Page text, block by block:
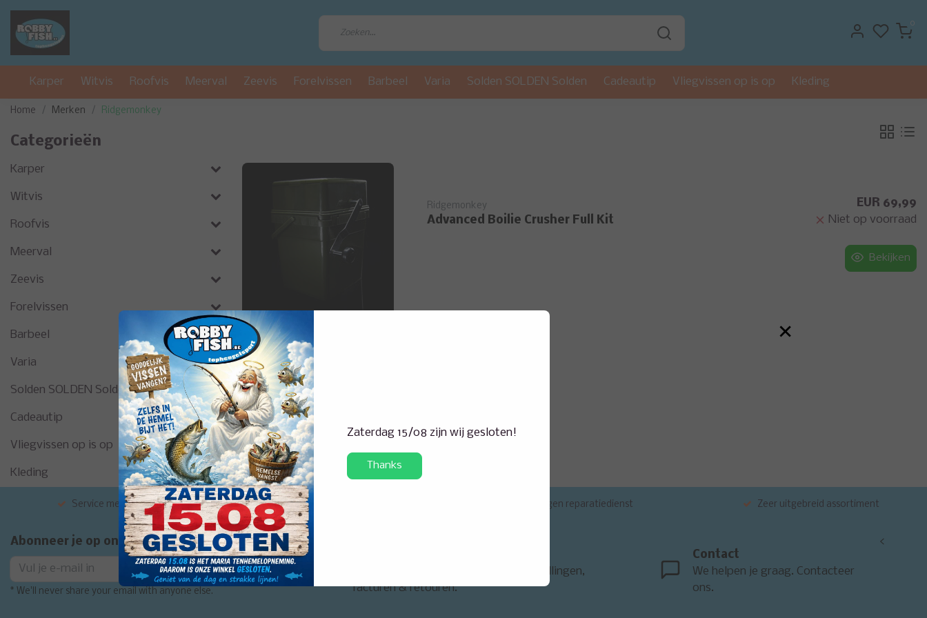
0
Karper Witvis Roofvis Meerval Zeevis Forelvissen Barbeel Varia Solden SOLDEN Solden Cadeautip Vliegvissen op is op Kleding
Home Merken Ridgemonkey
Categorieën
Karper
Witvis
Roofvis
Meerval
Zeevis
Forelvissen
Barbeel
Varia
Solden SOLDEN Solden
Cadeautip
Vliegvissen op is op
Kleding
Ridgemonkey
Advanced Boilie Crusher Full Kit
EUR 69,99
Niet op voorraad
Bekijken
Service met de glimlach Grote expertise in huis voor elke visserij Eigen reparatiedienst Zeer uitgebreid assortiment
Abonneer je op onze nieuwsbrief
Abonneer
* We'll never share your email with anyone else.
Regel alles in je account. Volg je bestellingen,
facturen & retouren.
Contact
We helpen je graag. Contacteer
ons.
<
×
Zaterdag 15/08 zijn wij gesloten!
Thanks